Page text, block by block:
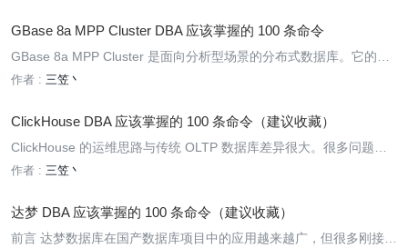
GBase 8a MPP Cluster DBA 应该掌握的 100 条命令
GBase 8a MPP Cluster 是面向分析型场景的分布式数据库。它的运
维对象不仅包括数据库和 SQL，还包括 Coordinator、gnode、gcwa
作者 : 三笠丶
ClickHouse DBA 应该掌握的 100 条命令（建议收藏）
ClickHouse 的运维思路与传统 OLTP 数据库差异很大。很多问题并
不是行锁或事务阻塞，而是分区设计不合理、数据分片不均、后台合
磁盘上的数据
作者 : 三笠丶
达梦 DBA 应该掌握的 100 条命令（建议收藏）
前言 达梦数据库在国产数据库项目中的应用越来越广，但很多刚接触